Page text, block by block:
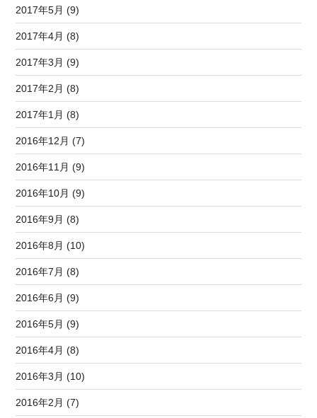
2017年5月 (9)
2017年4月 (8)
2017年3月 (9)
2017年2月 (8)
2017年1月 (8)
2016年12月 (7)
2016年11月 (9)
2016年10月 (9)
2016年9月 (8)
2016年8月 (10)
2016年7月 (8)
2016年6月 (9)
2016年5月 (9)
2016年4月 (8)
2016年3月 (10)
2016年2月 (7)